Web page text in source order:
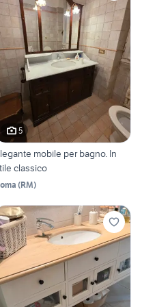
5
mobile per bagno. In
classico
(RM)